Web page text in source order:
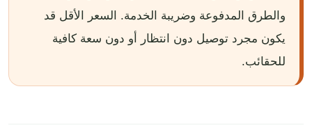
والطرق المدفوعة وضريبة الخدمة. السعر الأقل قد
يكون مجرد توصيل دون انتظار أو دون سعة كافية
للحقائب.